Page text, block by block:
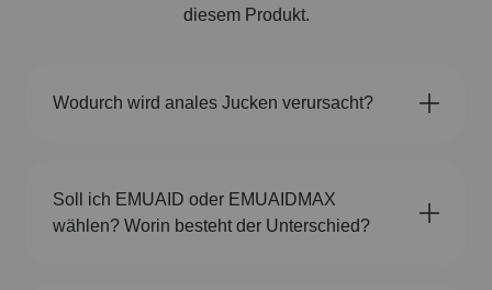
diesem Produkt.
Wodurch wird anales Jucken verursacht?
Soll ich EMUAID oder EMUAIDMAX
wählen? Worin besteht der Unterschied?